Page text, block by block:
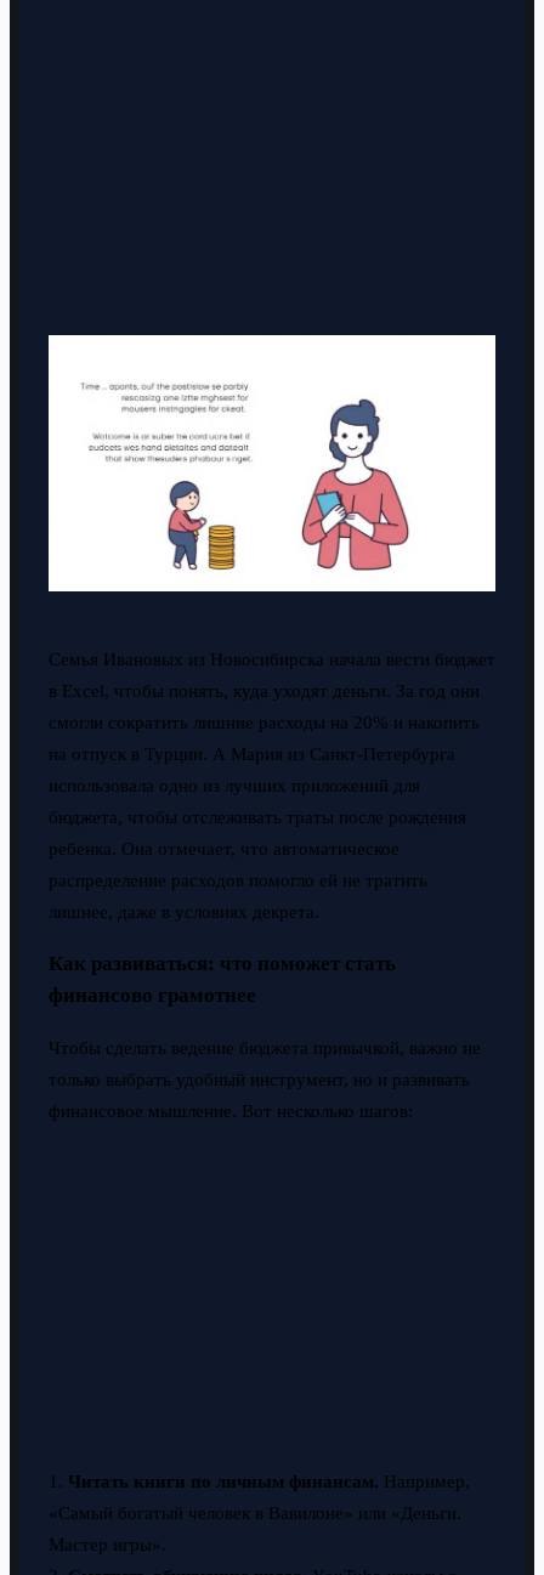
Семья Ивановых из Новосибирска начала вести бюджет
в Excel, чтобы понять, куда уходят деньги. За год они
смогли сократить лишние расходы на 20% и накопить
на отпуск в Турции. А Мария из Санкт-Петербурга
использовала одно из лучших приложений для
бюджета, чтобы отслеживать траты после рождения
ребенка. Она отмечает, что автоматическое
распределение расходов помогло ей не тратить
лишнее, даже в условиях декрета.
Как развиваться: что поможет стать
финансово грамотнее
Чтобы сделать ведение бюджета привычкой, важно не
только выбрать удобный инструмент, но и развивать
финансовое мышление. Вот несколько шагов:
1. Читать книги по личным финансам. Например,
«Самый богатый человек в Вавилоне» или «Деньги.
Мастер игры».